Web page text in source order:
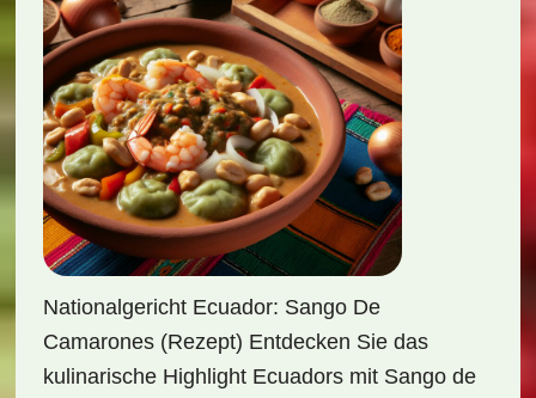
Nationalgericht Ecuador: Sango De
Camarones (Rezept) Entdecken Sie das
kulinarische Highlight Ecuadors mit Sango de